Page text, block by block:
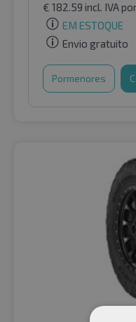
€ 182.59 incl. IVA
EM ESTOQUE
Envio gratuito
Pormenores